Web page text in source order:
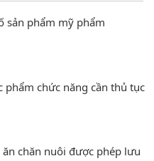
sản phẩm mỹ phẩm
phẩm chức năng cần thủ tục
chăn nuôi được phép lưu